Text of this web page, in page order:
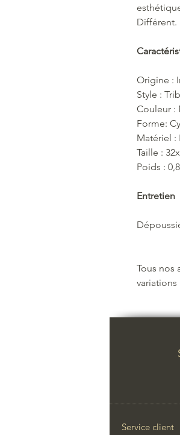
Différent.
Origine :
Style :
Couleur :
Forme:
Matériel :
Taille :
Poids :
Entretien
Tous nos
variations
Service client